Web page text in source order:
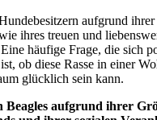
aufgrund
ihres treuen und
häufige Frage, die sich
ob diese Rasse in einer
glücklich sein kann.
Beagles aufgrund ihrer